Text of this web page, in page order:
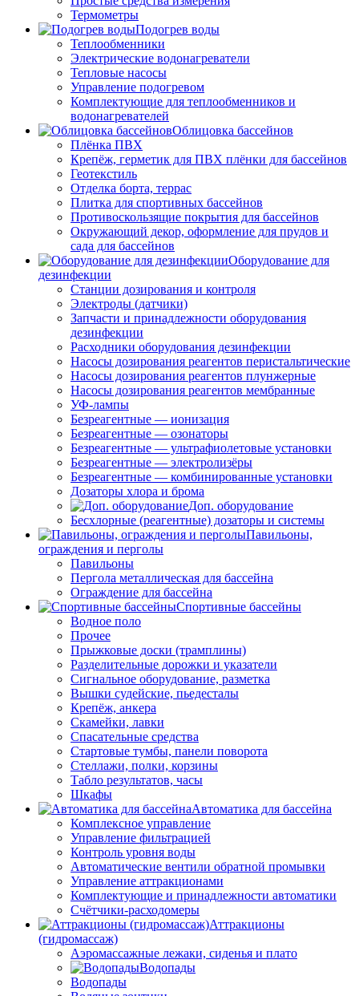
Термометры
Подогрев воды
Теплообменники
Электрические водонагреватели
Тепловые насосы
Управление подогревом
Комплектующие для теплообменников и
водонагревателей
Облицовка бассейнов
Плёнка ПВХ
Крепёж, герметик для ПВХ плёнки для бассейнов
Геотекстиль
Отделка борта, террас
Плитка для спортивных бассейнов
Противоскользящие покрытия для бассейнов
Окружающий декор, оформление для прудов и
сада для бассейнов
Оборудование для
дезинфекции
Станции дозирования и контроля
Электроды (датчики)
Запчасти и принадлежности оборудования
дезинфекции
Расходники оборудования дезинфекции
Насосы дозирования реагентов перистальтические
Насосы дозирования реагентов плунжерные
Насосы дозирования реагентов мембранные
УФ-лампы
Безреагентные — ионизация
Безреагентные — озонаторы
Безреагентные — ультрафиолетовые установки
Безреагентные — электролизёры
Безреагентные — комбинированные установки
Дозаторы хлора и брома
Доп. оборудование
Бесхлорные (реагентные) дозаторы и системы
Павильоны,
ограждения и перголы
Павильоны
Пергола металлическая для бассейна
Ограждение для бассейна
Спортивные бассейны
Водное поло
Прочее
Прыжковые доски (трамплины)
Разделительные дорожки и указатели
Cигнальное оборудование, разметка
Вышки судейские, пьедесталы
Крепёж, анкера
Скамейки, лавки
Спасательные средства
Стартовые тумбы, панели поворота
Стеллажи, полки, корзины
Табло результатов, часы
Шкафы
Автоматика для бассейна
Комплексное управление
Управление фильтрацией
Контроль уровня воды
Автоматические вентили обратной промывки
Управление аттракционами
Комплектующие и принадлежности автоматики
Счётчики-расходомеры
Аттракционы
(гидромассаж)
Аэромассажные лежаки, сиденья и плато
Водопады
Водопады